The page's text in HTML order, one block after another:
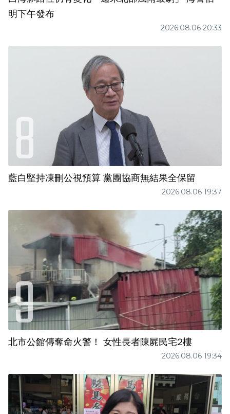
明下午發布
2026.08.06 20:33
藍白堅持凍刪公視預算 黨團協商無結果全保留
2026.08.06 19:37
北市公館傳奪命火警！ 女性長者陳屍民宅2樓
2026.08.06 19:34